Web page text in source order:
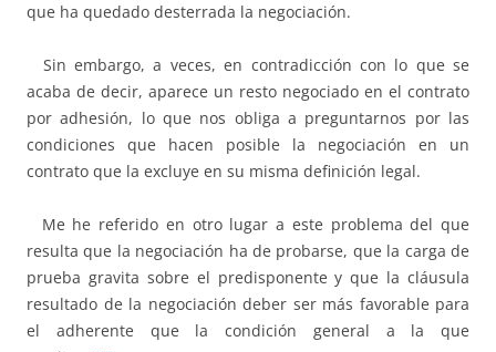
que ha quedado desterrada la negociación.
Sin embargo, a veces, en contradicción con lo que se
acaba de decir, aparece un resto negociado en el contrato
por adhesión, lo que nos obliga a preguntarnos por las
condiciones que hacen posible la negociación en un
contrato que la excluye en su misma definición legal.
Me he referido en otro lugar a este problema del que
resulta que la negociación ha de probarse, que la carga de
prueba gravita sobre el predisponente y que la cláusula
resultado de la negociación deber ser más favorable para
el adherente que la condición general a la que